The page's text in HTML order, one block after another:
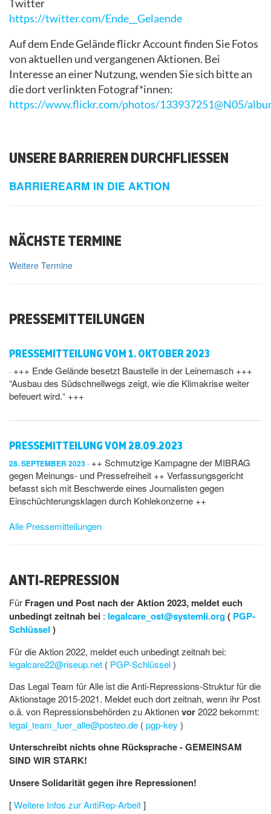
Twitter
https://twitter.com/Ende__Gelaende
Auf dem Ende Gelände flickr Account finden Sie Fotos
von aktuellen und vergangenen Aktionen. Bei
Interesse an einer Nutzung, wenden Sie sich bitte an
die dort verlinkten Fotograf*innen:
https://www.flickr.com/photos/133937251@N05/
UNSERE BARRIEREN DURCHFLIESSEN
BARRIEREARM IN DIE AKTION
NÄCHSTE TERMINE
Weitere Termine
PRESSEMITTEILUNGEN
PRESSEMITTEILUNG VOM 1. OKTOBER 2023
+++ Ende Gelände besetzt Baustelle in der Leinemasch +++
“Ausbau des Südschnellwegs zeigt, wie die Klimakrise weiter
befeuert wird.“ +++
PRESSEMITTEILUNG VOM 28.09.2023
28. SEPTEMBER 2023
++ Schmutzige Kampagne der MIBRAG
gegen Meinungs- und Pressefreiheit ++ Verfassungsgericht
befasst sich mit Beschwerde eines Journalisten gegen
Einschüchterungsklagen durch Kohlekonzerne ++
Alle Pressemitteilungen
ANTI-REPRESSION
Für Fragen und Post nach der Aktion 2023, meldet euch
unbedingt zeitnah bei : legalcare_ost@systemli.org( PGP-
Schlüssel )
Für die Aktion 2022, meldet euch unbedingt zeitnah bei:
legalcare22@riseup.net ( PGP-Schlüssel)
Das Legal Team für Alle ist die Anti-Repressions-Struktur für die
Aktionstage 2015-2021. Meldet euch dort zeitnah, wenn ihr Post
o.ä. von Repressionsbehörden zu Aktionenvor2022 bekommt:
legal_team_fuer_alle@posteo.de (pgp-key )
Unterschreibt nichts ohne Rücksprache - GEMEINSAM
SIND WIR STARK!
Unsere Solidarität gegen ihre Repressionen!
[Weitere Infos zur AntiRep-Arbeit]